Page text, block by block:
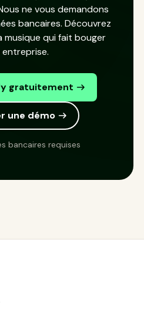
ne vous demandons
bancaires. Découvrez
musique qui fait bouger
gratuitement
une démo
bancaires requises